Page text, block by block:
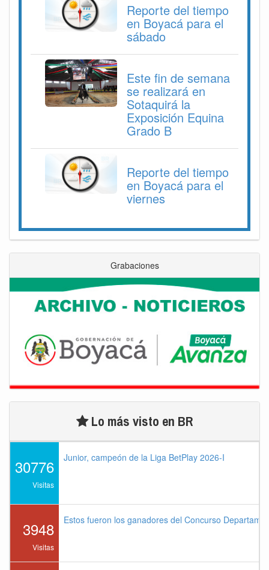
Reporte del tiempo
en Boyacá para el
sábado
Este fin de semana
se realizará en
Sotaquirá la
Exposición Equina
Grado B
Reporte del tiempo
en Boyacá para el
viernes
Grabaciones
Lo más visto en BR
30776
Visitas
Junior, campeón de la Liga BetPlay 2026-I
3948
Visitas
Estos fueron los ganadores del Concurso